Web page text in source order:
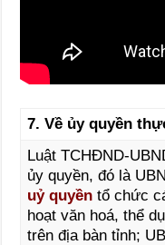
7. Về ủy quyền
Luật TCHĐND-
ủy quyền, đó là
uỷ quyền tổ chức
hoạt văn hoá, thể
trên địa bàn tỉnh;